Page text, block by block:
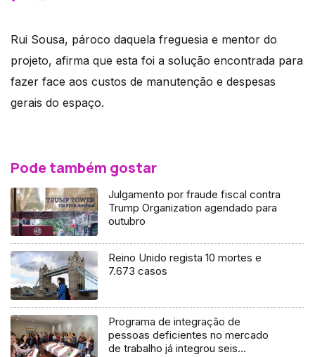
Rui Sousa, pároco daquela freguesia e mentor do
projeto, afirma que esta foi a solução encontrada para
fazer face aos custos de manutenção e despesas
gerais do espaço.
Pode também gostar
Julgamento por fraude fiscal contra
Trump Organization agendado para
outubro
Reino Unido regista 10 mortes e
7.673 casos
Programa de integração de
pessoas deficientes no mercado
de trabalho já integrou seis